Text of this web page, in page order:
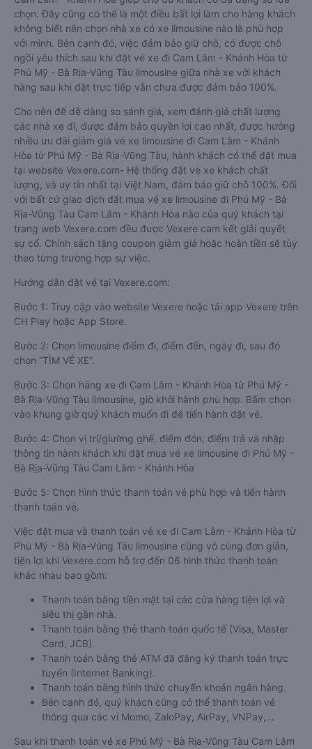
chọn. Đây cũng có thể là một điều bất lợi làm cho hàng khách
không biết nên chọn nhà xe có xe limousine nào là phù hợp
với mình. Bên cạnh đó, việc đảm bảo giữ chỗ, có được chỗ
ngồi yêu thích sau khi đặt vé xe đi Cam Lâm - Khánh Hòa từ
Phú Mỹ - Bà Rịa-Vũng Tàu limousine giữa nhà xe với khách
hàng sau khi đặt trực tiếp vẫn chưa được đảm bảo 100%.
Cho nên để dễ dàng so sánh giá, xem đánh giá chất lượng
các nhà xe đi, được đảm bảo quyền lợi cao nhất, được hưởng
nhiều ưu đãi giảm giá vé xe limousine đi Cam Lâm - Khánh
Hòa từ Phú Mỹ - Bà Rịa-Vũng Tàu, hành khách có thể đặt mua
tại website Vexere.com- Hệ thống đặt vé xe khách chất
lượng, và uy tín nhất tại Việt Nam, đảm bảo giữ chỗ 100%. Đối
với bất cứ giao dịch đặt mua vé xe limousine đi Phú Mỹ - Bà
Rịa-Vũng Tàu Cam Lâm - Khánh Hòa nào của quý khách tại
trang web Vexere.com đều được Vexere cam kết giải quyết
sự cố. Chính sách tặng coupon giảm giá hoặc hoàn tiền sẽ tùy
theo từng trường hợp sự việc.
Hướng dẫn đặt vé tại Vexere.com:
Bước 1: Truy cập vào website Vexere hoặc tải app Vexere trên
CH Play hoặc App Store.
Bước 2: Chọn limousine điểm đi, điểm đến, ngày đi, sau đó
chọn “TÌM VÉ XE”.
Bước 3: Chọn hãng xe đi Cam Lâm - Khánh Hòa từ Phú Mỹ -
Bà Rịa-Vũng Tàu limousine, giờ khởi hành phù hợp. Bấm chọn
vào khung giờ quý khách muốn đi để tiến hành đặt vé.
Bước 4: Chọn vị trí/giường ghế, điểm đón, điểm trả và nhập
thông tin hành khách khi đặt mua vé xe limousine đi Phú Mỹ -
Bà Rịa-Vũng Tàu Cam Lâm - Khánh Hòa
Bước 5: Chọn hình thức thanh toán vé phù hợp và tiến hành
thanh toán vé.
Việc đặt mua và thanh toán vé xe đi Cam Lâm - Khánh Hòa từ
Phú Mỹ - Bà Rịa-Vũng Tàu limousine cũng vô cùng đơn giản,
tiện lợi khi Vexere.com hỗ trợ đến 06 hình thức thanh toán
khác nhau bao gồm:
Thanh toán bằng tiền mặt tại các cửa hàng tiện lợi và
siêu thị gần nhà.
Thanh toán bằng thẻ thanh toán quốc tế (Visa, Master
Card, JCB).
Thanh toán bằng thẻ ATM đã đăng ký thanh toán trực
tuyến (Internet Banking).
Thanh toán bằng hình thức chuyển khoản ngân hàng.
Bên cạnh đó, quý khách cũng có thể thanh toán vé
thông qua các ví Momo, ZaloPay, AirPay, VNPay,…
Sau khi thanh toán vé xe Phú Mỹ - Bà Rịa-Vũng Tàu Cam Lâm